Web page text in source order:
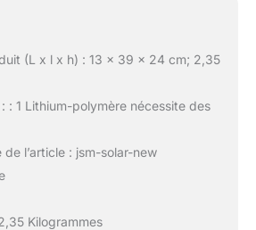
(L x l x h) : 13 x 39 x 24 cm; 2,35
: 1 Lithium-polymère nécessite des
l’article : jsm-solar-new
Kilogrammes